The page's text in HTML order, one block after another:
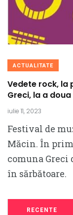
ACTUALITATE
Vedete rock, la
Greci, la a
iulie 11, 2023
Festival de
Măcin. În
comuna
în sărbătoare.
RECENTE